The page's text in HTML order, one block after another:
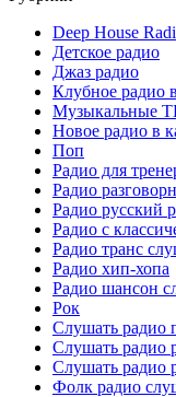
Deep House
Детское радио
Джаз радио
Клубное радио
Музыкальные
Новое радио в
Поп
Радио для
Радио
Радио русский
Радио с
Радио транс
Радио хип-хопа
Радио шансон
Рок
Слушать радио
Слушать радио
Слушать радио
Фолк радио